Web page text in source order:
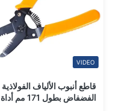
VIDEO
قاطع أنبوب الألياف الفولاذية
الفضفاض بطول 171 مم أداة